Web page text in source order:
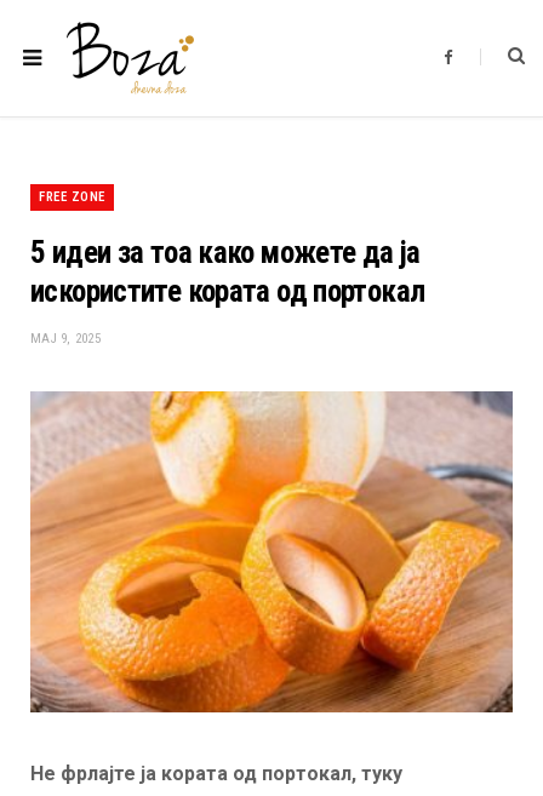
F
b
FREE ZONE
5 идеи за тоа како можете да ја
искористите кората од портокал
МАЈ 9, 2025
Не фрлајте ја кората од портокал, туку